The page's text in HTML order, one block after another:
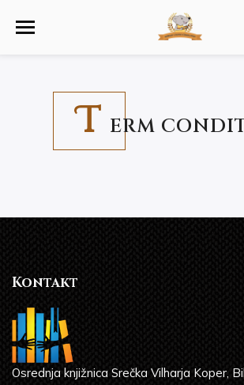
T ERM
Kontakt
Osrednja knjižnica Srečka Vilharja Koper,